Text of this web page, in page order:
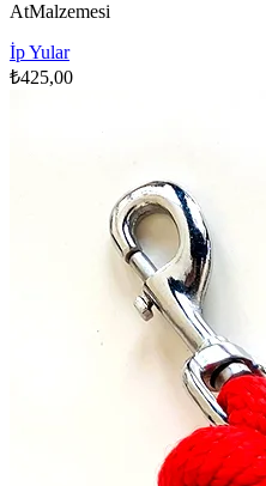
AtMalzemesi
İp Yular
₺425,00